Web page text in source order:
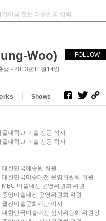
Woo) FOLLOW
생 - 2013년11월14일
Shows
울대학교 미술 전공 석사
울대학교 미술 전공 학사
대한민국예술원 회원
대한민국미술대전 운영위원회 위원
MBC 미술대전 운영위원회 위원
중앙미술대전 운영위원회 위원
월전미술문화재단 이사
대한민국미술대전 심사위원회 위원장